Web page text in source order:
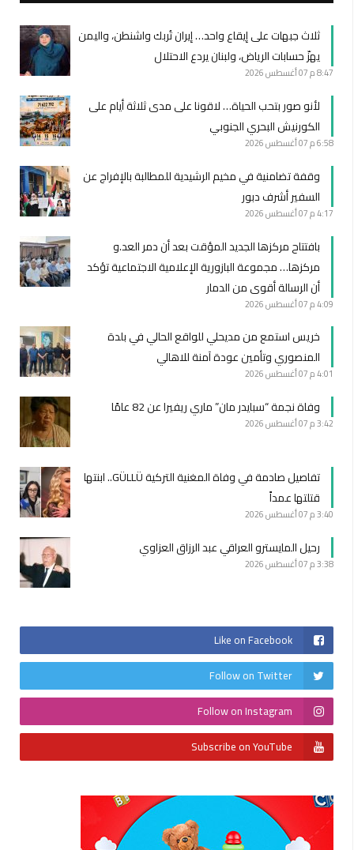
ثلاث جبهات على إيقاع واحد… إيران تُربك واشنطن، واليمن
يهزّ حسابات الرياض، ولبنان يردع الاحتلال
8:47 م 07 أغسطس 2026
لأنو صور بتحب الحياة… لاقونا على مدى ثلاثة أيام على
الكورنيش البحري الجنوبي
6:58 م 07 أغسطس 2026
وقفة تضامنية في مخيم الرشيدية للمطالبة بالإفراج عن
السفير أشرف دبور
4:17 م 07 أغسطس 2026
بافتتاح مركزها الجديد المؤقت بعد أن دمر العد.و
مركزها… مجموعة البازورية الإعلامية الاجتماعية تؤكد
أن الرسالة أقوى من الدمار
4:09 م 07 أغسطس 2026
خريس استمع من مديحلي للواقع الحالي في بلدة
المنصوري وتأمين عودة آمنة للاهالي
4:01 م 07 أغسطس 2026
وفاة نجمة “سبايدر مان” ماري ريفيرا عن 82 عامًا
3:42 م 07 أغسطس 2026
تفاصيل صادمة في وفاة المغنية التركية GÜLLÜ.. ابنتها
قتلتها عمداً
3:40 م 07 أغسطس 2026
رحيل المايسترو العراقي عبد الرزاق العزاوي
3:38 م 07 أغسطس 2026
Like on Facebook
Follow on Twitter
Follow on Instagram
Subscribe on YouTube